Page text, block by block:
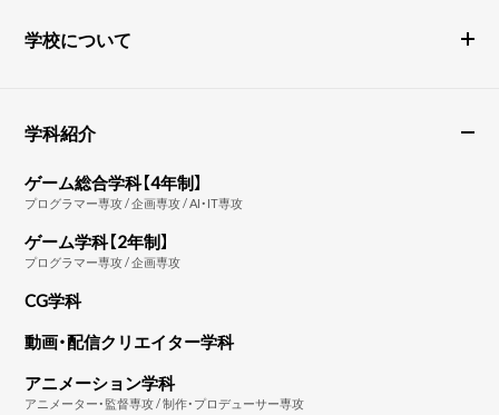
学校について
学科紹介
ゲーム総合学科【4年制】
プログラマー専攻 / 企画専攻 / AI・IT専攻
ゲーム学科【2年制】
プログラマー専攻 / 企画専攻
CG学科
動画・配信クリエイター学科
アニメーション学科
アニメーター・監督専攻 / 制作・プロデューサー専攻